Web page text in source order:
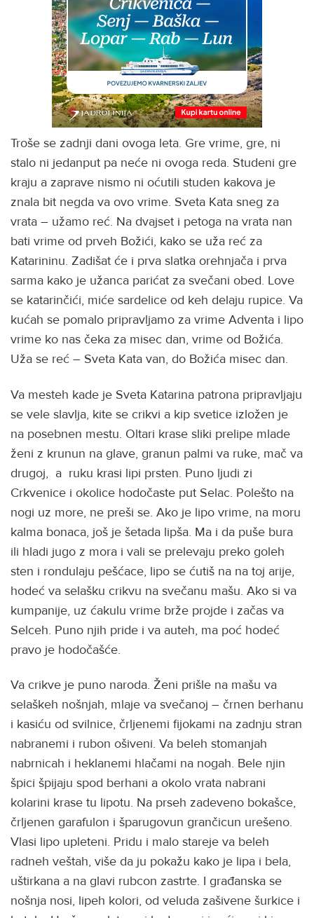
Troše se zadnji dani ovoga leta. Gre vrime, gre, ni
stalo ni jedanput pa neće ni ovoga reda. Studeni gre
kraju a zaprave nismo ni oćutili studen kakova je
znala bit negda va ovo vrime. Sveta Kata sneg za
vrata – užamo reć. Na dvajset i petoga na vrata nan
bati vrime od prveh Božići, kako se uža reć za
Katarininu. Zadišat će i prva slatka orehnjača i prva
sarma kako je užanca parićat za svečani obed. Love
se katarinčići, miće sardelice od keh delaju rupice. Va
kućah se pomalo pripravljamo za vrime Adventa i lipo
vrime ko nas čeka za misec dan, vrime od Božića.
Uža se reć – Sveta Kata van, do Božića misec dan.
Va mesteh kade je Sveta Katarina patrona pripravljaju
se vele slavlja, kite se crikvi a kip svetice izložen je
na posebnen mestu. Oltari krase sliki prelipe mlade
ženi z krunun na glave, granun palmi va ruke, mač va
drugoj, a ruku krasi lipi prsten. Puno ljudi zi
Crkvenice i okolice hodočaste put Selac. Polešto na
nogi uz more, ne preši se. Ako je lipo vrime, na moru
kalma bonaca, još je šetada lipša. Ma i da puše bura
ili hladi jugo z mora i vali se prelevaju preko goleh
sten i rondulaju pešćace, lipo se ćutiš na na toj arije,
hodeć va selašku crikvu na svečanu mašu. Ako si va
kumpanije, uz ćakulu vrime brže projde i začas va
Selceh. Puno njih pride i va auteh, ma poć hodeć
pravo je hodočašće.
Va crikve je puno naroda. Ženi prišle na mašu va
selaškeh nošnjah, mlaje va svečanoj – črnen berhanu
i kasiću od svilnice, črljenemi fijokami na zadnju stran
nabranemi i rubon ošiveni. Va beleh stomanjah
nabrnicah i heklanemi hlačami na nogah. Bele njin
špici špijaju spod berhani a okolo vrata nabrani
kolarini krase tu lipotu. Na prseh zadeveno bokašce,
črljenen garafulon i šparugovun grančicun urešeno.
Vlasi lipo upleteni. Pridu i malo stareje va beleh
radneh veštah, više da ju pokažu kako je lipa i bela,
uštirkana a na glavi rubcon zastrte. I građanska se
nošnja nosi, lipeh kolori, od veluda zašivene šurkice i